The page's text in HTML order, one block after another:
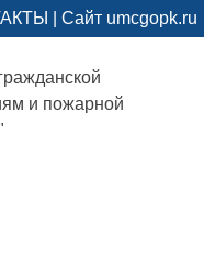
Сайт umcgopk.ru
и пожарной